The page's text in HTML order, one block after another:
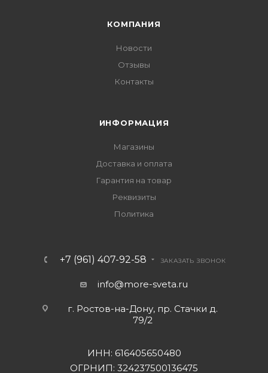
КОМПАНИЯ
Новости
Отзывы
Контакты
ИНФОРМАЦИЯ
Магазины
Доставка и оплата
Гарантия на товар
Реквизиты
Политика
+7 (961) 407-92-58 ЗАКАЗАТЬ ЗВОНОК
info@more-sveta.ru
г. Ростов-на-Дону, пр. Стачки д.
79/2
ИНН: 616405650480
ОГРНИП: 324237500136475